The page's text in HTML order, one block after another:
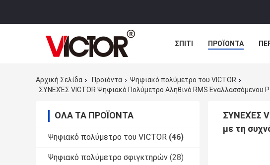
ΣΠΊΤΙ ΠΡΟΪΌΝΤΑ
Αρχική Σελίδα
Προϊόντα
Ψηφιακό πολύμετρο του VICTOR
ΣΥΝΕΧΈΣ VICTOR Ψηφιακό Πολύμετρο Αληθινό RMS Εναλλασσόμενου
ΌΛΑ ΤΑ ΠΡΟΪΌΝΤΑ
Ψηφιακό πολύμετρο του VICTOR (46)
Ψηφιακό πολύμετρο σφιγκτηρών (28)
ΣΥΝΕΧΈΣ
με τη